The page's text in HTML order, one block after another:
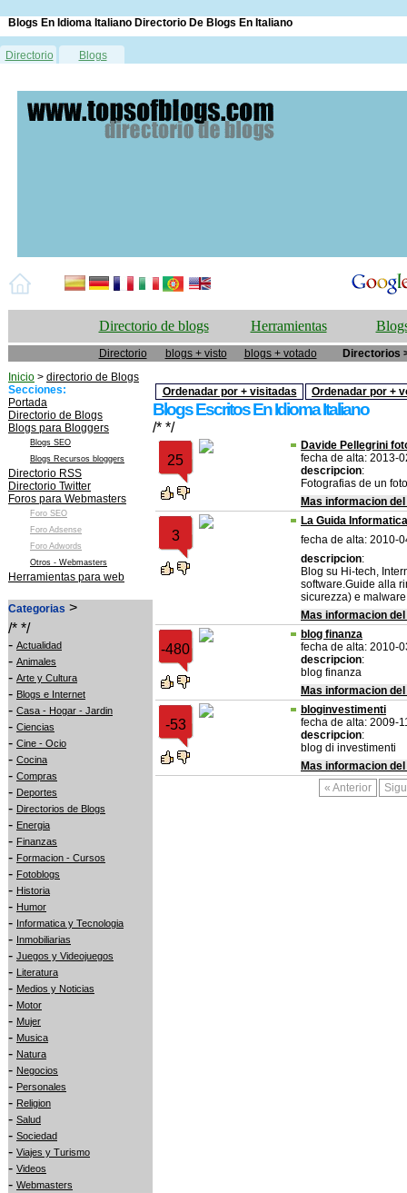
Blogs En Idioma Italiano Directorio De Blogs En Italiano
Directorio Blogs
Directorio de blogs Herramientas
Directorio blogs + visto blogs + votado
Directorios
Inicio > directorio de Blogs
Secciones:
Portada
Directorio de Blogs
Blogs para Bloggers
Blogs SEO
Blogs Recursos bloggers
Directorio RSS
Directorio Twitter
Foros para Webmasters
Foro SEO
Foro Adsense
Foro Adwords
Otros - Webmasters
Herramientas para web
Categorias >
/* */
- Actualidad
- Animales
- Arte y Cultura
- Blogs e Internet
- Casa - Hogar - Jardin
- Ciencias
- Cine - Ocio
- Cocina
- Compras
- Deportes
- Directorios de Blogs
- Energia
- Finanzas
- Formacion - Cursos
- Fotoblogs
- Historia
- Humor
- Informatica y Tecnologia
- Inmobiliarias
- Juegos y Videojuegos
- Literatura
- Medios y Noticias
- Motor
- Mujer
- Musica
- Natura
- Negocios
- Personales
- Religion
- Salud
- Sociedad
- Viajes y Turismo
- Videos
- Webmasters
Ordenadar por + visitadas Ordenadar por +
Blogs Escritos En Idioma Italiano
/* */
25
Davide Pellegrini
fecha de alta: 2013-
descripcion:
Fotografias de un
Mas informacion
3
La Guida Informatica
fecha de alta: 2010-
descripcion:
Blog su Hi-tech,
software.Guide alla
sicurezza) e
Mas informacion
-480
blog finanza
fecha de alta: 2010-
descripcion:
blog finanza
Mas informacion
-53
bloginvestimenti
fecha de alta: 2009-
descripcion:
blog di investimenti
Mas informacion
« Anterior